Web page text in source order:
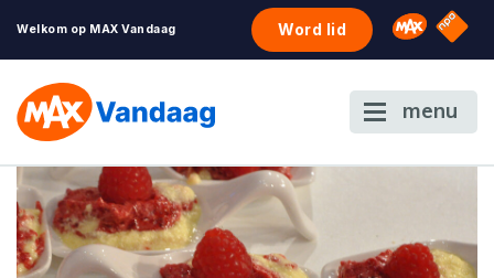
Welkom op MAX Vandaag Word lid Omroep
NPO
menu